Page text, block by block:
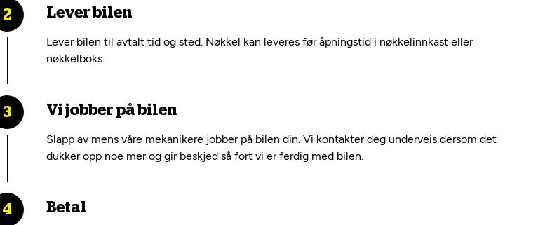
Lever bilen
Lever bilen til avtalt tid og sted. Nøkkel kan leveres før åpningstid i nøkkelinnkast eller
nøkkelboks.
Vi jobber på bilen
Slapp av mens våre mekanikere jobber på bilen din. Vi kontakter deg underveis dersom det
dukker opp noe mer og gir beskjed så fort vi er ferdig med bilen.
Betal